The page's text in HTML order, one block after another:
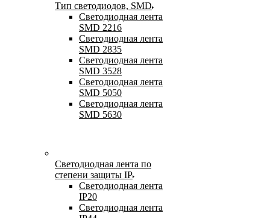
Тип светодиодов, SMD
Cветодиодная лента
SMD 2216
Светодиодная лента
SMD 2835
Светодиодная лента
SMD 3528
Светодиодная лента
SMD 5050
Светодиодная лента
SMD 5630
Светодиодная лента по
степени защиты IP
Светодиодная лента
IP20
Светодиодная лента